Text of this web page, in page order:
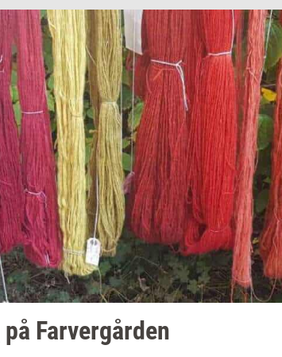
på Far­ver­går­den